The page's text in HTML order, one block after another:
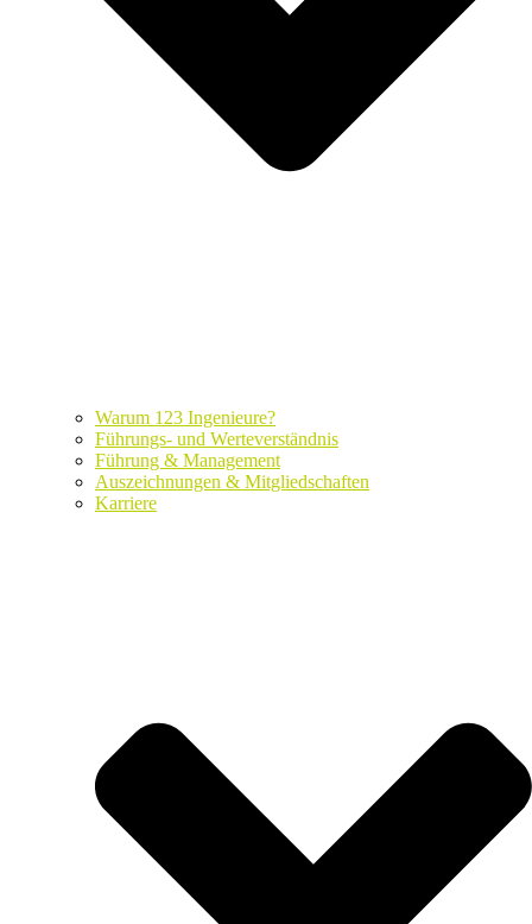
Warum 123 Ingenieure?
Führungs- und Werteverständnis
Führung & Management
Auszeichnungen & Mitgliedschaften
Karriere